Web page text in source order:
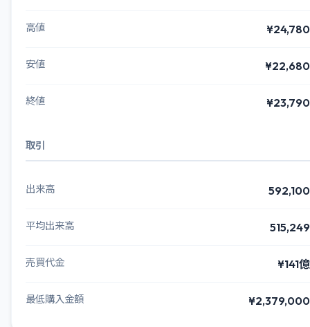
高値 ¥24,780
安値 ¥22,680
終値 ¥23,790
取引
出来高 592,100
平均出来高 515,249
売買代金 ¥141億
最低購入金額 ¥2,379,000